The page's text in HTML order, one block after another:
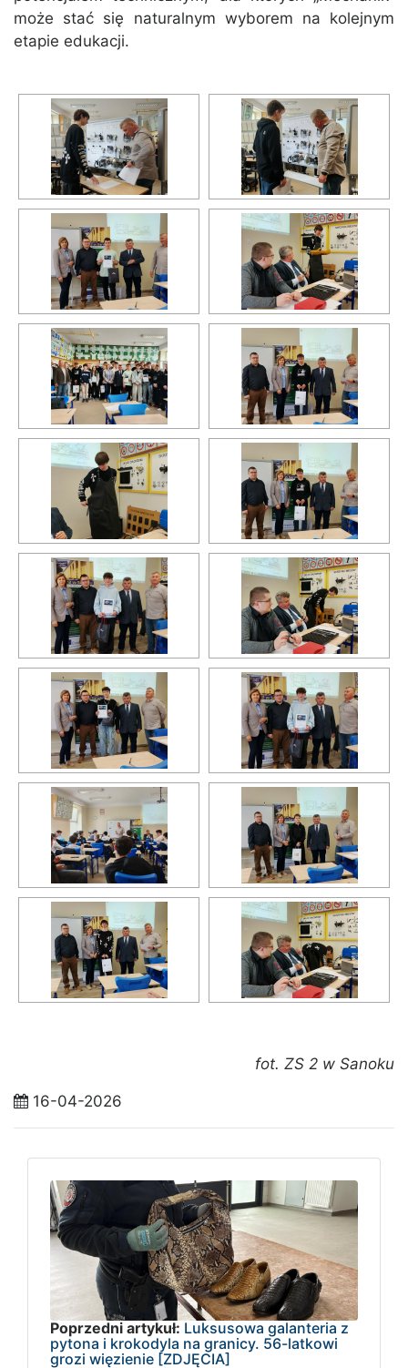
może stać się naturalnym wyborem na kolejnym
etapie edukacji.
fot. ZS 2 w Sanoku
16-04-2026
Poprzedni artykuł: Luksusowa galanteria z
pytona i krokodyla na granicy. 56-latkowi
grozi więzienie [ZDJĘCIA]